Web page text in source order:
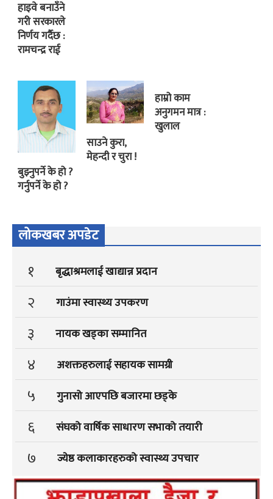
हाइवे बनाउँने
गरी सरकारले
निर्णय गर्दैछ :
रामचन्द्र राई
बुझ्नुपर्ने के हो ?
गर्नुपर्ने के हो ?
साउने कुरा,
मेहन्दी र चुरा !
हाम्रो काम
अनुगमन मात्र :
खुलाल
लोकखबर अपडेट
१ बृद्धाश्रमलाई खाद्यान्न प्रदान
२ गाउंमा स्वास्थ्य उपकरण
३ नायक खड्का सम्मानित
४ अशक्तहरुलाई सहायक सामग्री
५ गुनासो आएपछि बजारमा छड्के
६ संघको वार्षिक साधारण सभाको तयारी
७ ज्येष्ठ कलाकारहरुको स्वास्थ्य उपचार